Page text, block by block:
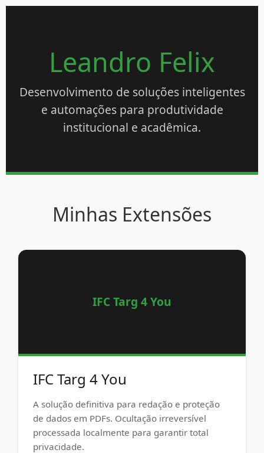
Leandro Felix
Desenvolvimento de soluções inteligentes
e automações para produtividade
institucional e acadêmica.
Minhas Extensões
IFC Targ 4 You
IFC Targ 4 You
A solução definitiva para redação e proteção
de dados em PDFs. Ocultação irreversível
processada localmente para garantir total
privacidade.